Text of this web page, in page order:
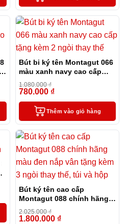
Bút bi ký tên Montagut 066
màu xanh navy cao cấp
tặng kèm 2 ngòi thay thế
1.080.000₫
780.000 ₫
Thêm vào giỏ hàng
Bút ký tên cao cấp
Montagut 088 chính hãng
màu đen nắp vân tặng kèm
3 ngòi thay thế, túi và hộp
2.025.000₫
1.800.000 ₫